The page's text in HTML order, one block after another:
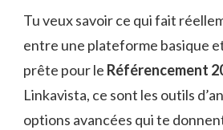
Tu veux savoir ce qui fait
entre une plateforme basique
prête pour le Référencement
Linkavista, ce sont les outils
options avancées qui te